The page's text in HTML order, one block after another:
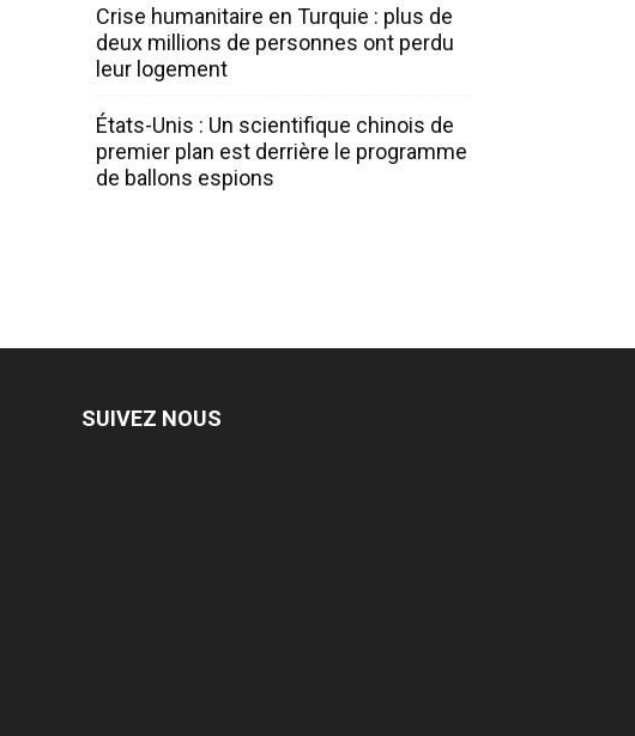
Crise humanitaire en Turquie : plus de
deux millions de personnes ont perdu
leur logement
États-Unis : Un scientifique chinois de
premier plan est derrière le programme
de ballons espions
SUIVEZ NOUS